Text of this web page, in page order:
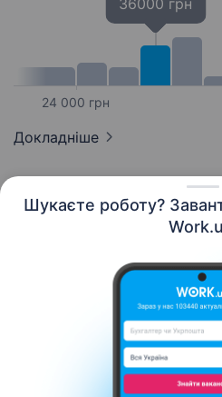
Шукаєте роботу?
24 000 грн
36000 грн
Докладніше